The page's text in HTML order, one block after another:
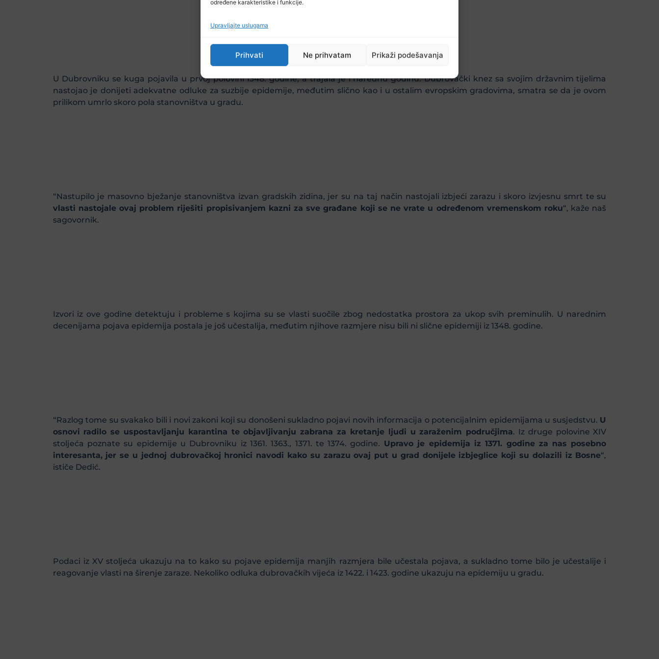
određene karakteristike i funkcije.
Upravljajte uslugama
Prihvati Ne prihvatam Prikaži podešavanja
U Dubrovniku se kuga pojavila u prvoj polovini 1348. godine, a trajala je i narednu godinu. Dubrovački knez sa svojim državnim tijelima
nastojao je donijeti adekvatne odluke za suzbije epidemije, međutim slično kao i u ostalim evropskim gradovima, smatra se da je ovom
prilikom umrlo skoro pola stanovništva u gradu.
“Nastupilo je masovno bježanje stanovništva izvan gradskih zidina, jer su na taj način nastojali izbjeći zarazu i skoro izvjesnu smrt te su
vlasti nastojale ovaj problem riješiti propisivanjem kazni za sve građane koji se ne vrate u određenom vremenskom roku“, kaže naš
sagovornik.
Izvori iz ove godine detektuju i probleme s kojima su se vlasti suočile zbog nedostatka prostora za ukop svih preminulih. U narednim
decenijama pojava epidemija postala je još učestalija, međutim njihove razmjere nisu bili ni slične epidemiji iz 1348. godine.
“Razlog tome su svakako bili i novi zakoni koji su donošeni sukladno pojavi novih informacija o potencijalnim epidemijama u susjedstvu. U
osnovi radilo se uspostavljanju karantina te objavljivanju zabrana za kretanje ljudi u zaraženim područjima. Iz druge polovine XIV
stoljeća poznate su epidemije u Dubrovniku iz 1361. 1363., 1371. te 1374. godine. Upravo je epidemija iz 1371. godine za nas posebno
interesanta, jer se u jednoj dubrovačkoj hronici navodi kako su zarazu ovaj put u grad donijele izbjeglice koji su dolazili iz Bosne“,
ističe Dedić.
Podaci iz XV stoljeća ukazuju na to kako su pojave epidemija manjih razmjera bile učestala pojava, a sukladno tome bilo je učestalije i
reagovanje vlasti na širenje zaraze. Nekoliko odluka dubrovačkih vijeća iz 1422. i 1423. godine ukazuju na epidemiju u gradu.